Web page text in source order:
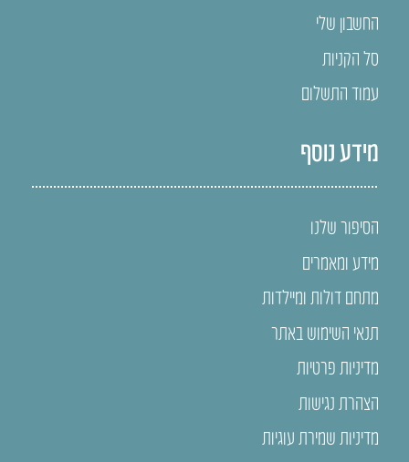
החשבון שלי
סל הקניות
עמוד התשלום
מידע נוסף
הסיפור שלנו
מידע ומאמרים
מתחם דולות ומיילדות
תנאי השימוש באתר
מדיניות פרטיות
הצהרת נגישות
מדיניות שמירת עוגיות